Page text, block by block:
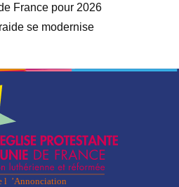
France pour 2026
se modernise